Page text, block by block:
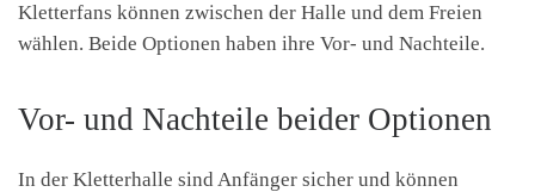
Kletterfans können zwischen der Halle und dem Freien
wählen. Beide Optionen haben ihre Vor- und Nachteile.
Vor- und Nachteile beider Optionen
In der Kletterhalle sind Anfänger sicher und können